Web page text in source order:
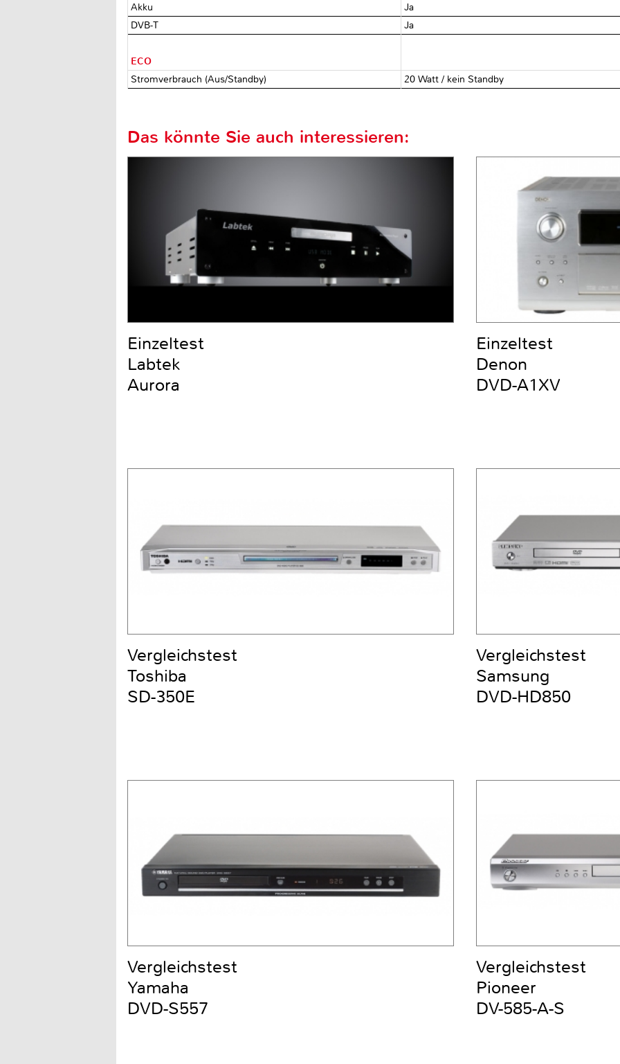
Akku
Ja
DVB-T
Ja
ECO
Stromverbrauch (Aus/Standby)
20 Watt / kein Standby
Das könnte Sie auch interessieren:
Einzeltest
Labtek
Aurora
Einzeltest
Denon
DVD-A1XV
Vergleichstest
Toshiba
SD-350E
Vergleichstest
Samsung
DVD-HD850
Vergleichstest
Yamaha
DVD-S557
Vergleichstest
Pioneer
DV-585-A-S